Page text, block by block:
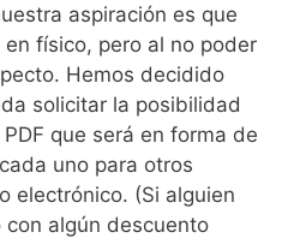
aspiración es que
físico, pero al no poder
Hemos decidido
solicitar la posibilidad
que será en forma de
uno para otros
electrónico. (Si alguien
algún descuento